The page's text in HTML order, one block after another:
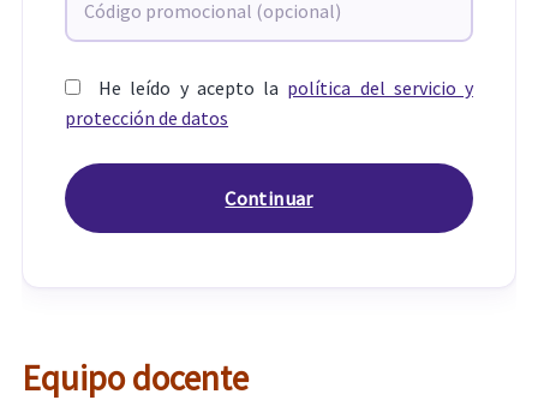
He leído y acepto la política del servicio y
protección de datos
Equipo docente